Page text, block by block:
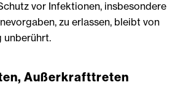
vor Infektionen, insbesondere
zu erlassen, bleibt von
unberührt.
Außerkrafttreten